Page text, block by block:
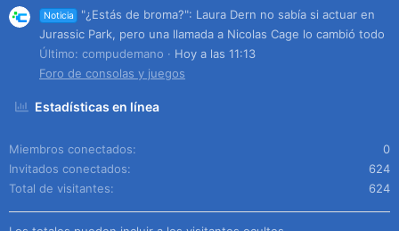
Noticia
"¿Estás de broma?": Laura Dern no sabía si actuar en
Jurassic Park, pero una llamada a Nicolas Cage lo cambió todo
Último: compudemano
Hoy a las 11:13
Foro de consolas y juegos
Estadísticas en línea
Miembros conectados
0
Invitados conectados
624
Total de visitantes
624